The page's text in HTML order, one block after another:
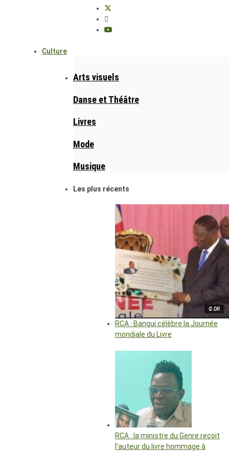
Culture
Arts visuels
Danse et Théâtre
Livres
Mode
Musique
Les plus récents
© DR
RCA : Bangui célèbre la Journée
mondiale du Livre
RCA : la ministre du Genre reçoit
l’auteur du livre hommage à